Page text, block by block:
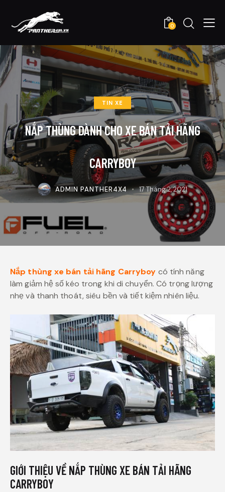
0
TIN XE
NẮP THÙNG DÀNH CHO XE BÁN TẢI HÃNG
CARRYBOY
ADMIN PANTHER4X4 17 Tháng 2, 2021
Nắp thùng xe bán tải hãng Carryboy có tính năng
làm giảm hệ số kéo trong khi di chuyển. Có trọng lượng
nhẹ và thanh thoát, siêu bền và tiết kiệm nhiên liệu.
GIỚI THIỆU VỀ NẮP THÙNG XE BÁN TẢI HÃNG
CARRYBOY